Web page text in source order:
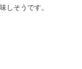
しそうです。